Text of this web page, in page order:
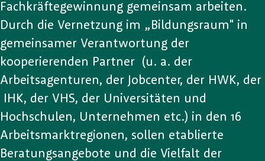
Fachkräftegewinnung gemeinsam arbeiten.
Durch die Vernetzung im „Bildungsraum" in
gemeinsamer Verantwortung der
kooperierenden Partner (u. a. der
Arbeitsagenturen, der Jobcenter, der HWK, der
IHK, der VHS, der Universitäten und
Hochschulen, Unternehmen etc.) in den 16
Arbeitsmarktregionen, sollen etablierte
Beratungsangebote und die Vielfalt der